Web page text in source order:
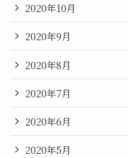
2020年10月
2020年9月
2020年8月
2020年7月
2020年6月
2020年5月